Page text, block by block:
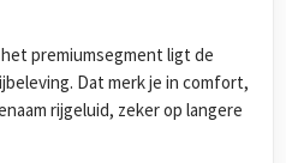
premiumsegment ligt de
Dat merk je in comfort,
rijgeluid, zeker op langere